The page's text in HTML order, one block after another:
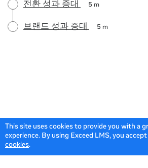
This site uses cookies to provide you with a
experience. By using Exceed LMS, you
cookies.
전환 성과 증대 5 m
브랜드 성과 증대 5 m